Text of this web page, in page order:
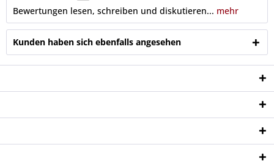
Bewertungen lesen, schreiben und diskutieren... mehr
Kunden haben sich ebenfalls angesehen